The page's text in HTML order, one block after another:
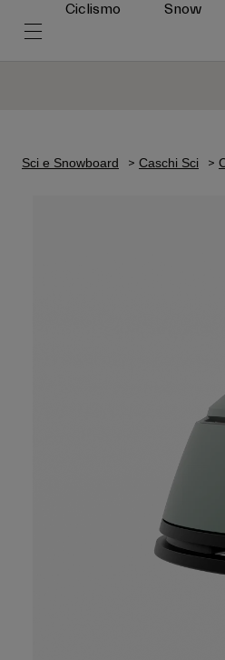
Ciclismo Snow
Sci e Snowboard Caschi Sci